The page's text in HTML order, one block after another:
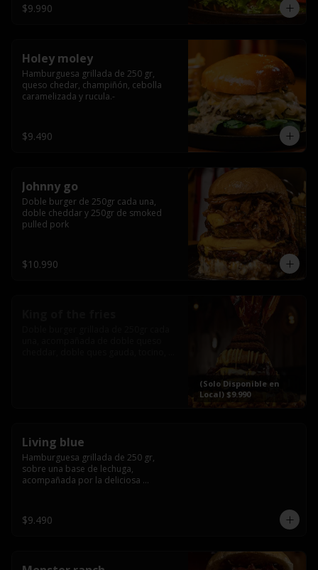
$9.990
Holey moley
Hamburguesa grillada de 250 gr,
queso chedar, champiñón, cebolla
caramelizada y rucula.-
$9.490
Johnny go
Doble burger de 250gr cada una,
doble cheddar y 250gr de smoked
pulled pork
$10.990
(Solo Disponible en
Local) $9.990
Living blue
Hamburguesa grillada de 250 gr,
sobre una base de lechuga,
acompañada por la deliciosa
wisky jack daniels y salsa de miel.-
$9.490